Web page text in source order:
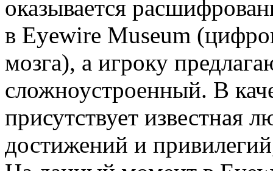
оказывается
в Eyewire Museum
мозга), а игроку
сложноустроенный. В
присутствует известная
достижений и